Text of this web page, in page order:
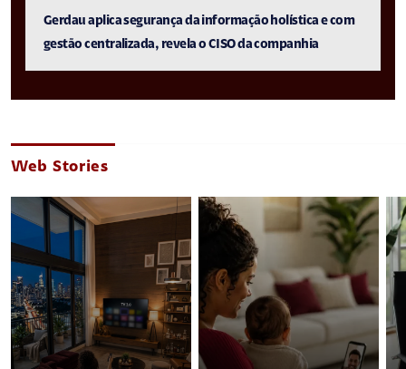
Gerdau aplica segurança da informação holística e com
gestão centralizada, revela o CISO da companhia
Web Stories